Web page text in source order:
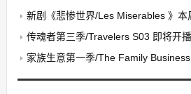
新剧《悲惨世界/Les Miserables 》本
传魂者第三季/Travelers S03 即将开播
家族生意第一季/The Family